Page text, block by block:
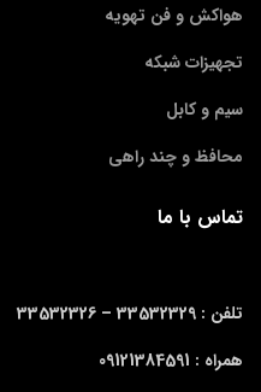
هواکش و فن تهویه
تجهیزات شبکه
سیم و کابل
محافظ و چند راهی
تماس با ما
تلفن : 33532329 –
همراه : 09121384591